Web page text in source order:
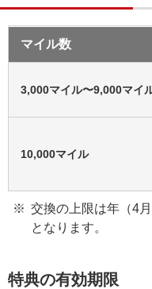
マイル数
3,000マイル〜9,000マイ
10,000マイル
交換の上限は年（4
となります。
特典の有効期限